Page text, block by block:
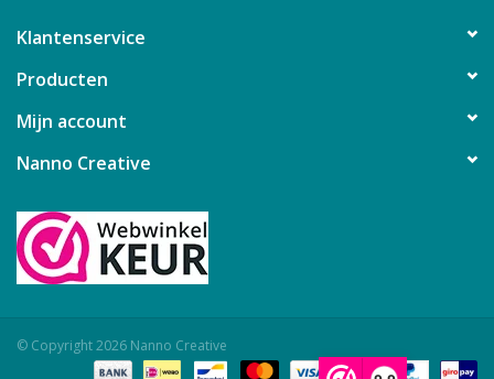
Klantenservice
Producten
Mijn account
Nanno Creative
© Copyright 2026 Nanno Creative